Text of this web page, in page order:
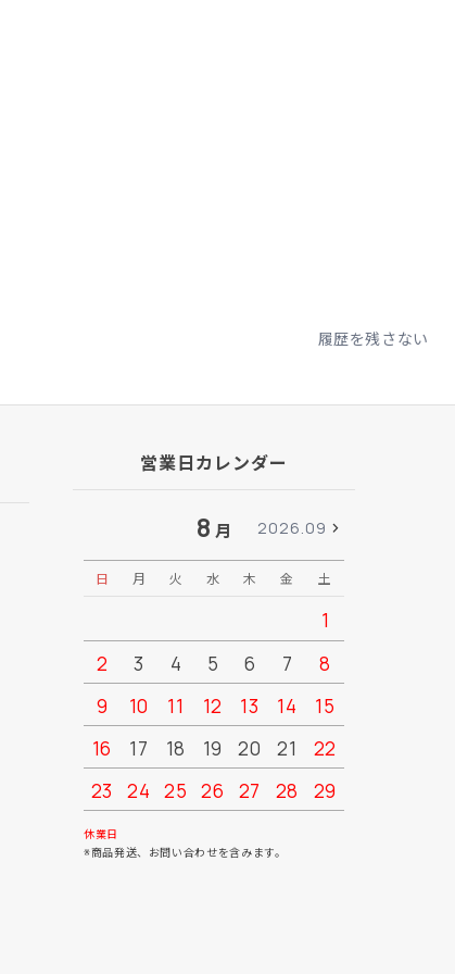
履歴を残さない
営業日カレンダー
8 月 2026.09
日 月 火 水 木 金 土
1
2
3 4 5 6 7
8
9
10 11 12 13 14
15
16
17 18 19 20 21
22
23
24 25 26 27 28
29
30
休業日
※商品発送、お問い合わせを含みます。